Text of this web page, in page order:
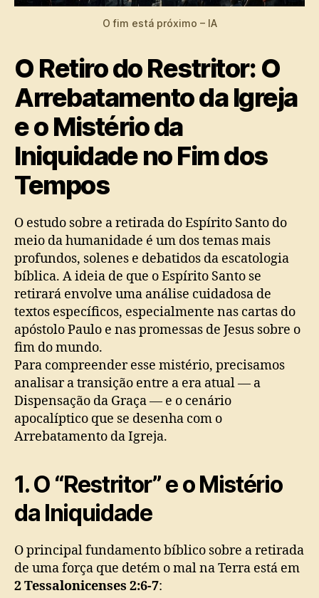
O fim está próximo – IA
O Retiro do Restritor: O
Arrebatamento da Igreja
e o Mistério da
Iniquidade no Fim dos
Tempos
O estudo sobre a retirada do Espírito Santo do
meio da humanidade é um dos temas mais
profundos, solenes e debatidos da escatologia
bíblica. A ideia de que o Espírito Santo se
retirará envolve uma análise cuidadosa de
textos específicos, especialmente nas cartas do
apóstolo Paulo e nas promessas de Jesus sobre o
fim do mundo.
Para compreender esse mistério, precisamos
analisar a transição entre a era atual — a
Dispensação da Graça — e o cenário
apocalíptico que se desenha com o
Arrebatamento da Igreja.
1. O “Restritor” e o Mistério
da Iniquidade
O principal fundamento bíblico sobre a retirada
de uma força que detém o mal na Terra está em
2 Tessalonicenses 2:6-7: